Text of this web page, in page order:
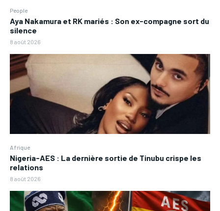
People
Aya Nakamura et RK mariés : Son ex-compagne sort du
silence
8 août 2026
Afrique
Nigeria-AES : La dernière sortie de Tinubu crispe les
relations
8 août 2026